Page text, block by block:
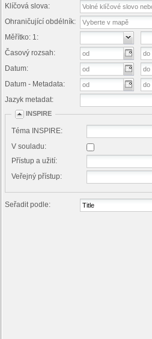
Klíčová slova:
Ohraničující obdélník:
Měřítko: 1:
Časový rozsah:
Datum:
Datum - Metadata:
Jazyk metadat:
INSPIRE
Téma INSPIRE:
V souladu:
Přístup a užití:
Veřejný přístup:
Seřadit podle: